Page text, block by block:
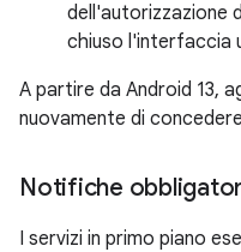
dell'autorizzazione
chiuso l'interfaccia
A partire da Android 13,
nuovamente di
Notifiche
I servizi in primo piano